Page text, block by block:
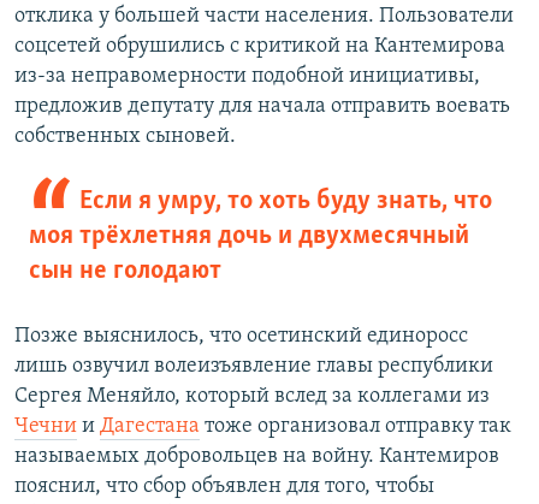
отклика у большей части населения. Пользователи
соцсетей обрушились с критикой на Кантемирова
из-за неправомерности подобной инициативы,
предложив депутату для начала отправить воевать
собственных сыновей.
Если я умру, то хоть буду знать, что
моя трёхлетняя дочь и двухмесячный
сын не голодают
Позже выяснилось, что осетинский единоросс
лишь озвучил волеизъявление главы республики
Сергея Меняйло, который вслед за коллегами из
Чечни и Дагестана тоже организовал отправку так
называемых добровольцев на войну. Кантемиров
пояснил, что сбор объявлен для того, чтобы